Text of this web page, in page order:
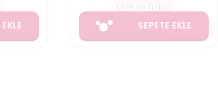
SEPETE EKLE